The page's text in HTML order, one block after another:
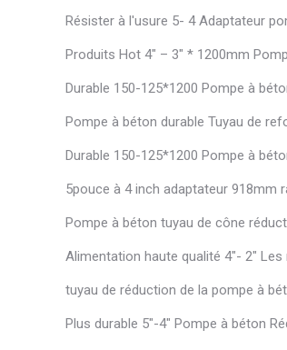
Résister à l'usure 5- 4 Adaptateur
Produits Hot 4″ – 3″ * 1200mm
Durable 150-125*1200 Pompe à
Pompe à béton durable Tuyau de
Durable 150-125*1200 Pompe à
5pouce à 4 inch adaptateur 918mm
Pompe à béton tuyau de cône
Alimentation haute qualité 4″- 2″
tuyau de réduction de la pompe à
Plus durable 5″-4″ Pompe à béton